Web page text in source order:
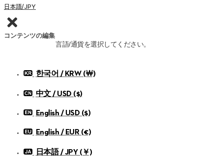
日本語/JPY
コンテンツの編集
言語/通貨を選択してください。
한국어 / KRW (￦)
中文 / USD ($)
English / USD ($)
English / EUR (€)
日本語 / JPY (￥)